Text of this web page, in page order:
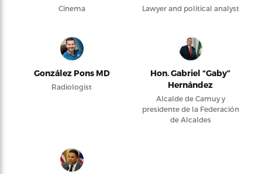
Cinema Lawyer and political analyst
González Pons MD
Radiologist
Hon. Gabriel “Gaby”
Hernández
Alcalde de Camuy y
presidente de la Federación
de Alcaldes